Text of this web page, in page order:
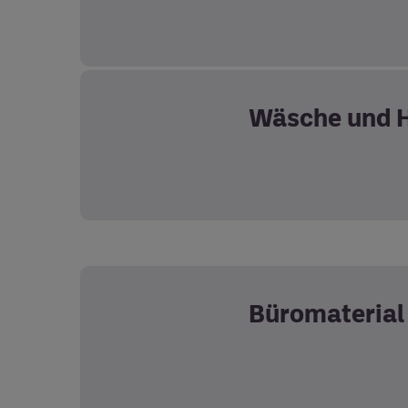
Wäsche und
Büromaterial